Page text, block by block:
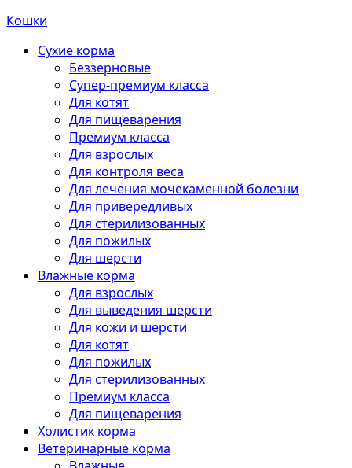
Кошки
Сухие корма
Беззерновые
Супер-премиум класса
Для котят
Для пищеварения
Премиум класса
Для взрослых
Для контроля веса
Для лечения мочекаменной болезни
Для привередливых
Для стерилизованных
Для пожилых
Для шерсти
Влажные корма
Для взрослых
Для выведения шерсти
Для кожи и шерсти
Для котят
Для пожилых
Для стерилизованных
Премиум класса
Для пищеварения
Холистик корма
Ветеринарные корма